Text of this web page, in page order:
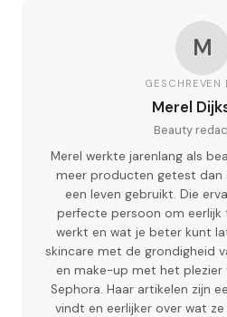
M
GESCHREVEN
Merel
Beauty
Merel werkte jarenlang als
meer producten getest dan
een leven gebruikt. Die
perfecte persoon om eerlijk
werkt en wat je beter kunt
skincare met de grondigheid
en make-up met het plezier
Sephora. Haar artikelen zijn
vindt en eerlijker over wat